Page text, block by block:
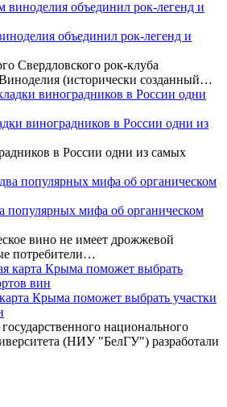
объединил рок-легенд и
Свердловского рок-клуба
(исторически созданный…
виноградников в России одни из
в России одни из самых
популярных мифа об органическом
вино не имеет дрожжевой
потребители…
Крыма поможет выбрать участки
национального
(НИУ "БелГУ") разработали